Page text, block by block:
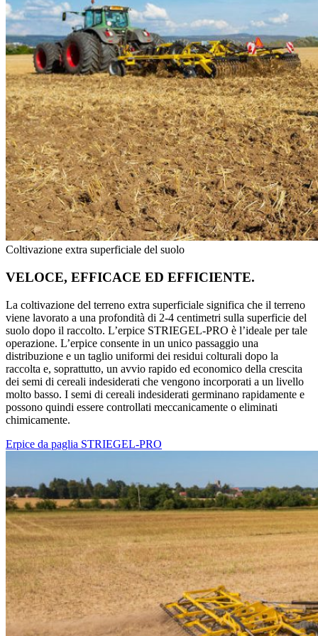
Coltivazione extra superficiale del suolo
VELOCE, EFFICACE ED EFFICIENTE.
La coltivazione del terreno extra superficiale significa che il terreno
viene lavorato a una profondità di 2-4 centimetri sulla superficie del
suolo dopo il raccolto. L’erpice STRIEGEL-PRO è l’ideale per tale
operazione. L’erpice consente in un unico passaggio una
distribuzione e un taglio uniformi dei residui colturali dopo la
raccolta e, soprattutto, un avvio rapido ed economico della crescita
dei semi di cereali indesiderati che vengono incorporati a un livello
molto basso. I semi di cereali indesiderati germinano rapidamente e
possono quindi essere controllati meccanicamente o eliminati
chimicamente.
Erpice da paglia STRIEGEL-PRO